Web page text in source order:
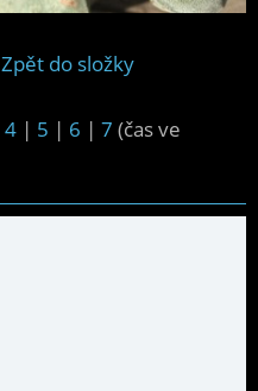
Zpět do složky
4 | 5 | 6 | 7 (čas ve